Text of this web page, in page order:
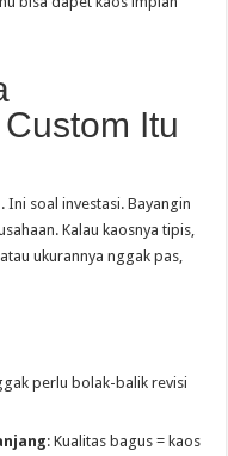
Itu
Ini soal investasi. Bayangin
Kalau kaosnya tipis,
ukurannya nggak pas,
perlu bolak-balik revisi
: Kualitas bagus = kaos